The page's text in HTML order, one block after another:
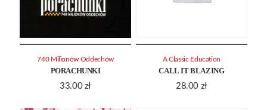
PORACHUNKI
33.00 zł
740 Milionów Oddechów
CALL IT BLAZING
28.00 zł
A Classic Education